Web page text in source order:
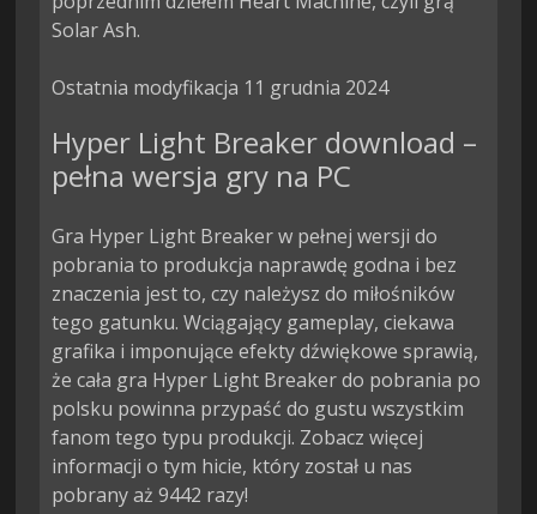
Solar Ash.
Ostatnia modyfikacja 11 grudnia 2024
Hyper Light Breaker download –
pełna wersja gry na PC
Gra Hyper Light Breaker w pełnej wersji do
pobrania to produkcja naprawdę godna i bez
znaczenia jest to, czy należysz do miłośników
tego gatunku. Wciągający gameplay, ciekawa
grafika i imponujące efekty dźwiękowe sprawią,
że cała gra Hyper Light Breaker do pobrania po
polsku powinna przypaść do gustu wszystkim
fanom tego typu produkcji. Zobacz więcej
informacji o tym hicie, który został u nas
pobrany aż 9442 razy!